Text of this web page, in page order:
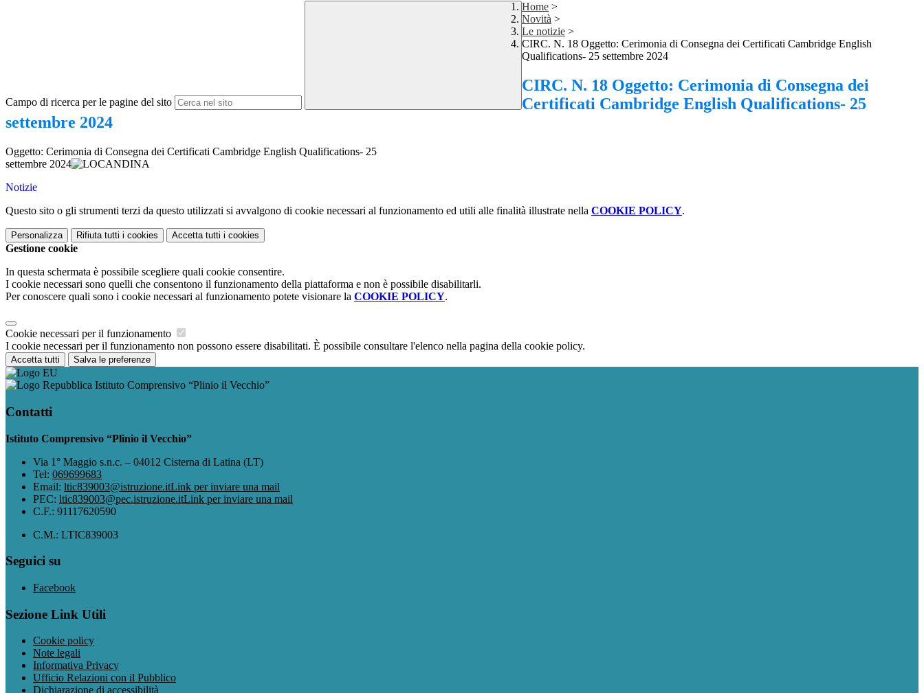
Campo di ricerca per le pagine del sito
Home >
Novità >
Le notizie >
CIRC. N. 18 Oggetto: Cerimonia di Consegna dei Certificati Cambridge English
Qualifications- 25 settembre 2024
CIRC. N. 18 Oggetto: Cerimonia di Consegna dei
Certificati Cambridge English Qualifications- 25
settembre 2024
Oggetto: Cerimonia di Consegna dei Certificati Cambridge English Qualifications- 25
settembre 2024
Notizie
Questo sito o gli strumenti terzi da questo utilizzati si avvalgono di cookie necessari al funzionamento ed utili alle finalità illustrate nella COOKIE POLICY.
Personalizza Rifiuta tutti i cookies Accetta tutti i cookies
Gestione cookie
In questa schermata è possibile scegliere quali cookie consentire.
I cookie necessari sono quelli che consentono il funzionamento della piattaforma e non è possibile disabilitarli.
Per conoscere quali sono i cookie necessari al funzionamento potete visionare la COOKIE POLICY.
Cookie necessari per il funzionamento
I cookie necessari per il funzionamento non possono essere disabilitati. È possibile consultare l'elenco nella pagina della cookie policy.
Accetta tutti Salva le preferenze
Istituto Comprensivo “Plinio il Vecchio”
Contatti
Istituto Comprensivo “Plinio il Vecchio”
Via 1° Maggio s.n.c. – 04012 Cisterna di Latina (LT)
Tel: 069699683
Email: ltic839003@istruzione.itLink per inviare una mail
PEC: ltic839003@pec.istruzione.itLink per inviare una mail
C.F.: 91117620590
C.M.: LTIC839003
Seguici su
Facebook
Sezione Link Utili
Cookie policy
Note legali
Informativa Privacy
Ufficio Relazioni con il Pubblico
Dichiarazione di accessibilità